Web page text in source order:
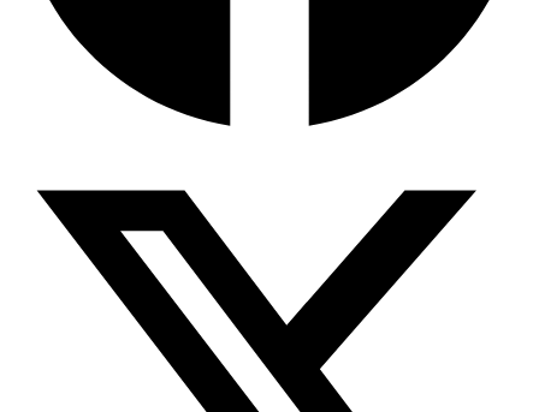
বিশেষ ইন-ডেপ্থ রিপোর্ট: ক্রীড়া উৎসবে…
জিপিএ-৫-এর বন্যা, প্রকৌশলীদের বিসিএস-প্রেম এবং…